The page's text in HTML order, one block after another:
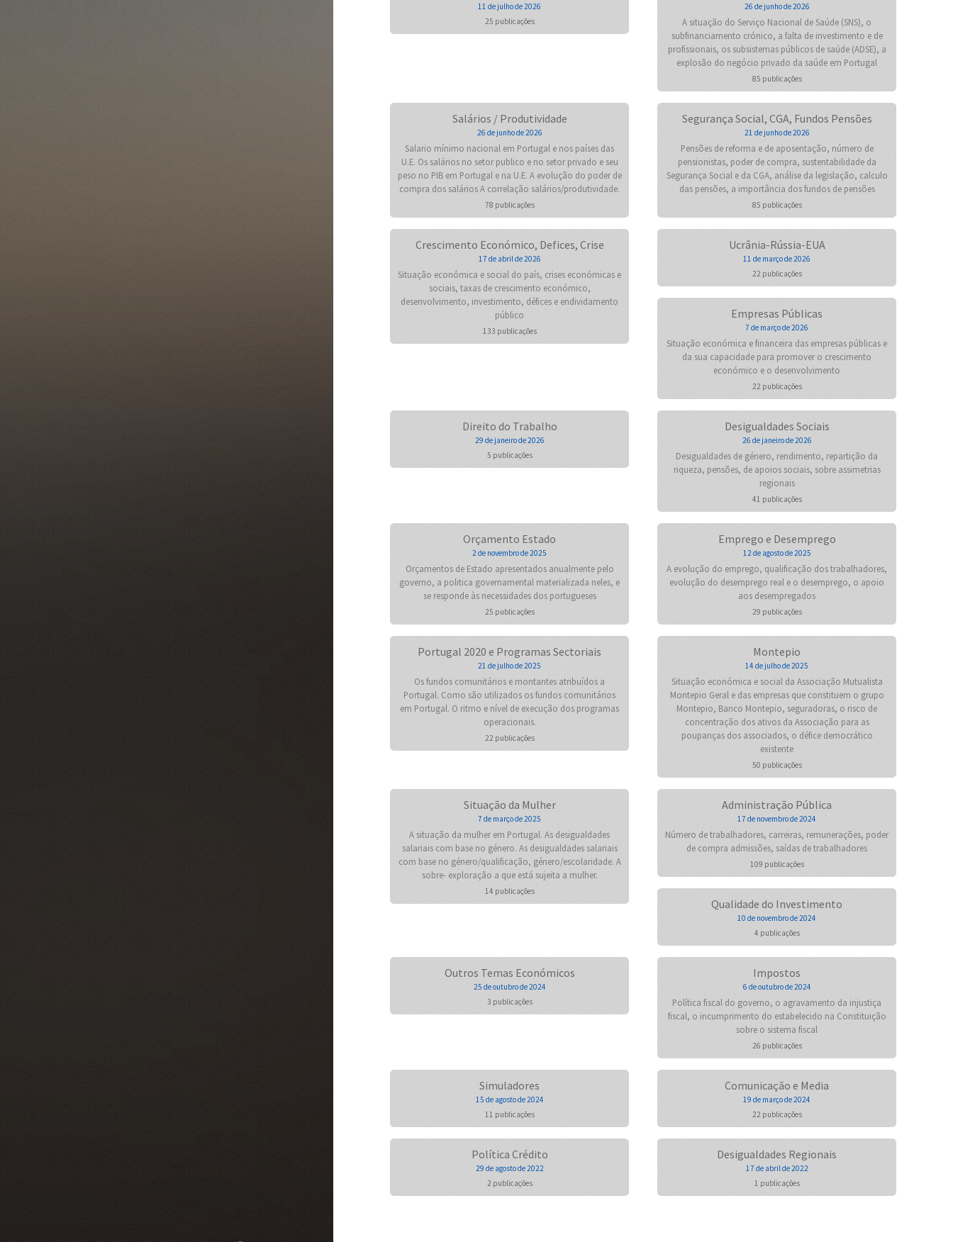
11 de julho de 2026
25 publicações
26 de junho de 2026
A situação do Serviço Nacional de Saúde (SNS), o
subfinanciamento crónico, a falta de investimento e de
profissionais, os subsistemas públicos de saúde (ADSE), a
explosão do negócio privado da saúde em Portugal
85 publicações
Salários / Produtividade
26 de junho de 2026
Salario mínimo nacional em Portugal e nos países das
U.E. Os salários no setor publico e no setor privado e seu
peso no PIB em Portugal e na U.E. A evolução do poder de
compra dos salários A correlação salários/produtividade.
78 publicações
Segurança Social, CGA, Fundos Pensões
21 de junho de 2026
Pensões de reforma e de aposentação, número de
pensionistas, poder de compra, sustentabilidade da
Segurança Social e da CGA, análise da legislação, calculo
das pensões, a importância dos fundos de pensões
85 publicações
Crescimento Económico, Defices, Crise
17 de abril de 2026
Situação económica e social do país, crises económicas e
sociais, taxas de crescimento económico,
desenvolvimento, investimento, défices e endividamento
público
133 publicações
Ucrânia-Rússia-EUA
11 de março de 2026
22 publicações
Empresas Públicas
7 de março de 2026
Situação económica e financeira das empresas públicas e
da sua capacidade para promover o crescimento
económico e o desenvolvimento
22 publicações
Direito do Trabalho
29 de janeiro de 2026
5 publicações
Desigualdades Sociais
26 de janeiro de 2026
Desigualdades de género, rendimento, repartição da
riqueza, pensões, de apoios sociais, sobre assimetrias
regionais
41 publicações
Orçamento Estado
2 de novembro de 2025
Orçamentos de Estado apresentados anualmente pelo
governo, a politica governamental materializada neles, e
se responde às necessidades dos portugueses
25 publicações
Emprego e Desemprego
12 de agosto de 2025
A evolução do emprego, qualificação dos trabalhadores,
evolução do desemprego real e o desemprego, o apoio
aos desempregados
29 publicações
Portugal 2020 e Programas Sectoriais
21 de julho de 2025
Os fundos comunitários e montantes atribuídos a
Portugal. Como são utilizados os fundos comunitários
em Portugal. O ritmo e nível de execução dos programas
operacionais.
22 publicações
Montepio
14 de julho de 2025
Situação económica e social da Associação Mutualista
Montepio Geral e das empresas que constituem o grupo
Montepio, Banco Montepio, seguradoras, o risco de
concentração dos ativos da Associação para as
poupanças dos associados, o défice democrático
existente
50 publicações
Situação da Mulher
7 de março de 2025
A situação da mulher em Portugal. As desigualdades
salariais com base no género. As desigualdades salariais
com base no género/qualificação, género/escolaridade. A
sobre- exploração a que está sujeita a mulher.
14 publicações
Administração Pública
17 de novembro de 2024
Número de trabalhadores, carreiras, remunerações, poder
de compra admissões, saídas de trabalhadores
109 publicações
Qualidade do Investimento
10 de novembro de 2024
4 publicações
Outros Temas Económicos
25 de outubro de 2024
3 publicações
Impostos
6 de outubro de 2024
Política fiscal do governo, o agravamento da injustiça
fiscal, o incumprimento do estabelecido na Constituição
sobre o sistema fiscal
26 publicações
Simuladores
15 de agosto de 2024
11 publicações
Comunicação e Media
19 de março de 2024
22 publicações
Política Crédito
29 de agosto de 2022
2 publicações
Desigualdades Regionais
17 de abril de 2022
1 publicações